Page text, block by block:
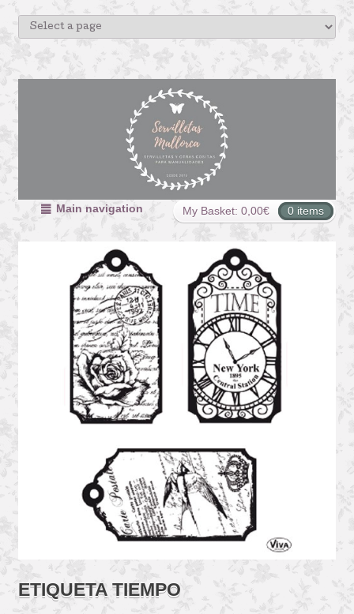
My Basket: 0,00€ 0 items
Main navigation
ETIQUETA TIEMPO